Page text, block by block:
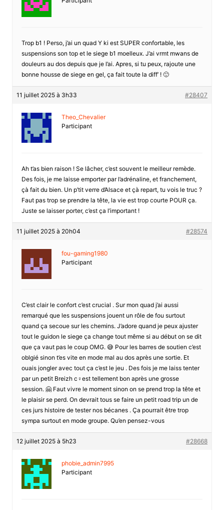
Trop b1 ! Perso, j’ai un quad Y ki est SUPER confortable, les
suspensions son top et le siege b1 moelleux. J’ai vrmt mwans de
douleurs au dos depuis que je l’ai. Apres, si tu peux, rajoute une
bonne housse de siege en gel, ça fait toute la diff’ ! 🙂
11 juillet 2025 à 3h33 #28407
Theo_Chevalier
Participant
Ah t’as bien raison ! Se lâcher, c’est souvent le meilleur remède.
Des fois, je me laisse emporter par l’adrénaline, et franchement,
çà fait du bien. Un p’tit verre d’Alsace et çà repart, tu vois le truc ?
Faut pas trop se prendre la tête, la vie est trop courte POUR ça.
Juste se laisser porter, c’est ça l’important !
11 juillet 2025 à 20h04 #28574
fou-gaming1980
Participant
C’est clair le confort c’est crucial . Sur mon quad j’ai aussi
remarqué que les suspensions jouent un rôle de fou surtout
quand ça secoue sur les chemins. J’adore quand je peux ajuster
tout le guidon le siege ça change tout même si au début on se dit
que ça vaut pas le coup OMG. 😅 Pour les barres de soutien c’est
oblgié sinon t’es vite en mode mal au dos après une sortie. Et
ouais jongler avec tout ça c’est le jeu . Des fois je me laiss tenter
par un petit Breizh c♀est tellement bon après une grosse
session. 🤗 Faut vivre le moment sinon on se prend trop la tête et
le plaisir se perd. On devrait tous se faire un petit road trip un de
ces jurs histoire de tester nos bécanes . Ça pourrait être trop
sympa surtout en mode groupe. Qu’en pensez-vous
12 juillet 2025 à 5h23 #28668
phobie_admin7995
Participant